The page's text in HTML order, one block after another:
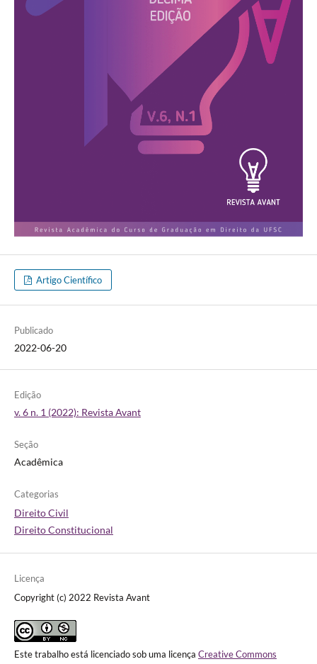
Artigo Científico
Publicado
2022-06-20
Edição
v. 6 n. 1 (2022): Revista Avant
Seção
Acadêmica
Categorias
Direito Civil
Direito Constitucional
Licença
Copyright (c) 2022 Revista Avant
Este trabalho está licenciado sob uma licença Creative Commons